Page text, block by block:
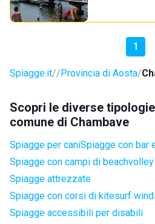
1
Spiagge.it Provincia di Aosta
Scopri le diverse
comune di Chambave
Spiagge per caniSpiagge con bar
Spiagge con campi di
Spiagge attrezzate
Spiagge con corsi di kitesurf
Spiagge accessibili per disabili